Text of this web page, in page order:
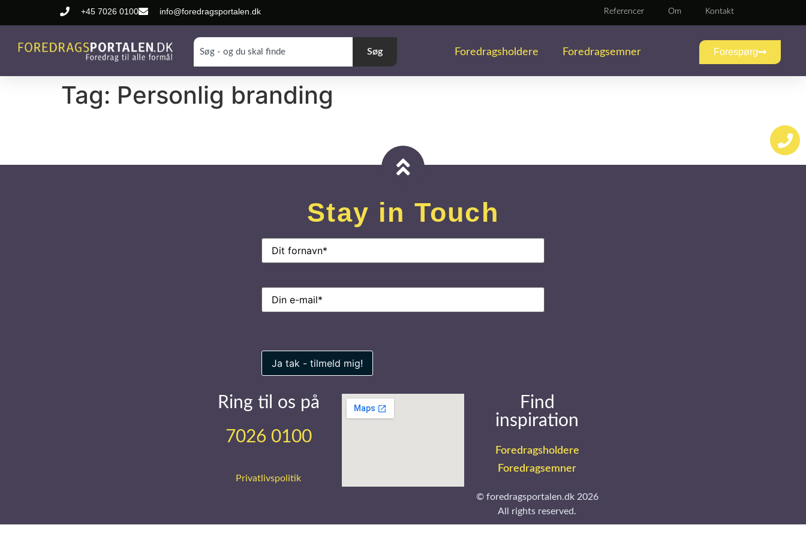
+45 7026 0100 info@foredragsportalen.dk Referencer Om Kontakt
Søg Foredragsholdere Foredragsemner Forespørg
Tag: Personlig branding
Stay in Touch
Navn (Påkrævet)
E-
mail(Påkrævet)
Ring til os på
7026 0100
Privatlivspolitik
Find
inspiration
Foredragsholdere
Foredragsemner
© foredragsportalen.dk 2026
All rights reserved.